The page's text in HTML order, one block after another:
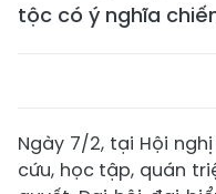
tộc có ý nghĩa
Ngày 7/2, tại Hội
cứu, học tập, quán